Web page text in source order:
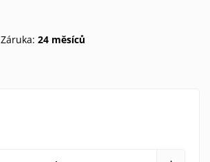
Záruka:24 měsíců